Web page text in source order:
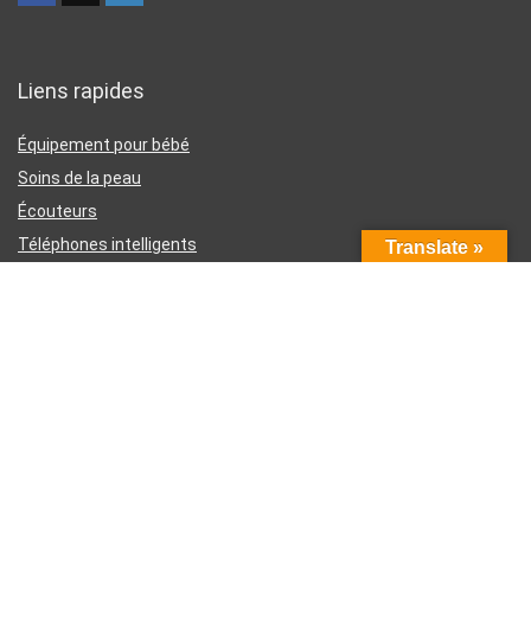
Liens rapides
Équipement pour bébé
Soins de la peau
Écouteurs
Téléphones intelligents
Translate »